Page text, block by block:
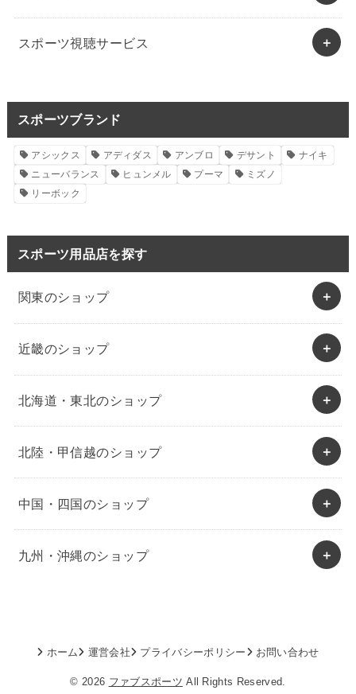
スポーツ視聴サービス
スポーツブランド
アシックス アディダス アンブロ デサント
ナイキ
ニューバランス
ヒュンメル プーマ
ミズノ
リーボック
スポーツ用品店を探す
関東のショップ
近畿のショップ
北海道・東北のショップ
北陸・甲信越のショップ
中国・四国のショップ
九州・沖縄のショップ
ホーム 運営会社 プライバシーポリシー お問い合わせ
© 2026 ファブスポーツ All Rights Reserved.